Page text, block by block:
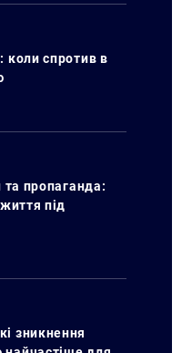
коли спротив в
та пропаганда:
під
зникнення